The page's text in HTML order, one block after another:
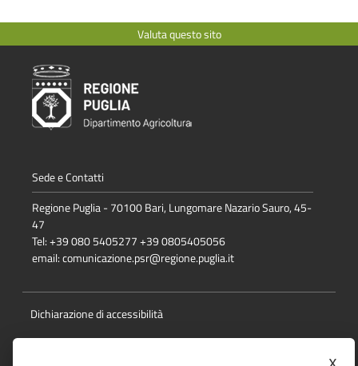
Valuta questo sito
Sede e Contatti
Regione Puglia - 70100 Bari, Lungomare Nazario Sauro, 45-
47
Tel: +39 080 5405277 +39 0805405056
email:comunicazione.psr@regione.puglia.it
Dichiarazione di accessibilità
Note Legali